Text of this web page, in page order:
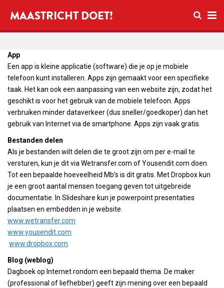
Open
MAASTRICHT DOET!
App
Een app is kleine applicatie (software) die je op je mobiele
telefoon kunt installeren. Apps zijn gemaakt voor een specifieke
taak. Het kan ook een aanpassing van een website zijn, zodat het
geschikt is voor het gebruik van de mobiele telefoon. Apps
verbruiken minder dataverkeer (dus sneller/goedkoper) dan het
gebruik van Internet via de smartphone. Apps zijn vaak gratis.
Bestanden delen
Als je bestanden wilt delen die te groot zijn om per e-mail te
versturen, kun je dit via Wetransfer.com of Yousendit.com doen.
Tot een bepaalde hoeveelheid Mb’s is dit gratis. Met Dropbox kun
je een groot aantal mensen toegang geven tot uitgebreide
documentatie. In Slideshare kun je powerpoint presentaties
plaatsen en embedden in je website.
www.wetransfer.com
www.yousendit.com
www.dropbox.com
Blog (weblog)
Dagboek op Internet rondom een bepaald thema. De maker
(professional of liefhebber) geeft zijn mening over een bepaald